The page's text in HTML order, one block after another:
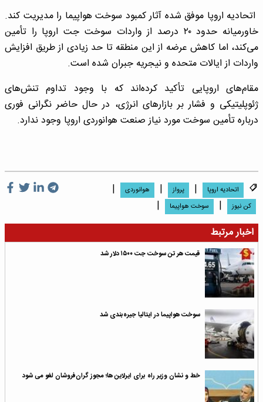
اتحادیه اروپا موفق شده آثار کمبود سوخت هواپیما را مدیریت کند.
خاورمیانه حدود ۲۰ درصد از واردات سوخت جت اروپا را تأمین
می‌کند، اما کاهش عرضه از این منطقه تا حد زیادی از طریق افزایش
واردات از ایالات متحده و نیجریه جبران شده است.
مقام‌های اروپایی تأکید کرده‌اند که با وجود تداوم تنش‌های
ژئوپلیتیکی و فشار بر بازارهای انرژی، در حال حاضر نگرانی فوری
درباره تأمین سوخت مورد نیاز صنعت هوانوردی اروپا وجود ندارد.
اتحادیه اروپا | پرواز | هوانوردی |
کن نیوز | سوخت هواپیما
|
اخبار مرتبط
قیمت هر تن سوخت جت ۱۵۰۰ دلار شد
سوخت هواپیما در ایتالیا جیره‌بندی شد
خط و نشان وزیر راه برای ایرلاین ها؛ مجوز گران‌فروشان لغو می شود